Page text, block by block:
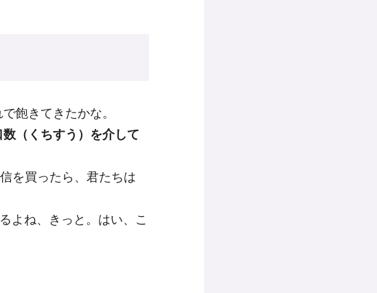
飽きてきたかな。
数（くちすう）を介して
を買ったら、君たちは
よね、きっと。はい、こ